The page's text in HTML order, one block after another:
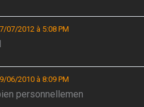
07/2012 à 5:08 PM
06/2010 à 8:09 PM
personnellemen